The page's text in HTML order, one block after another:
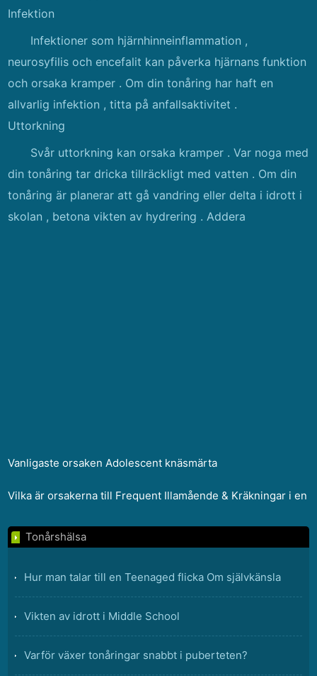
Infektion
Infektioner som hjärnhinneinflammation ,
neurosyfilis och encefalit kan påverka hjärnans funktion
och orsaka kramper . Om din tonåring har haft en
allvarlig infektion , titta på anfallsaktivitet .
Uttorkning
Svår uttorkning kan orsaka kramper . Var noga med
din tonåring tar dricka tillräckligt med vatten . Om din
tonåring är planerar att gå vandring eller delta i idrott i
skolan , betona vikten av hydrering . Addera
Vanligaste orsaken Adolescent knäsmärta
Vilka är orsakerna till Frequent Illamående & Kräkningar i en
Tonårshälsa
Hur man talar till en Teenaged flicka Om självkänsla
Vikten av idrott i Middle School
Varför växer tonåringar snabbt i puberteten?